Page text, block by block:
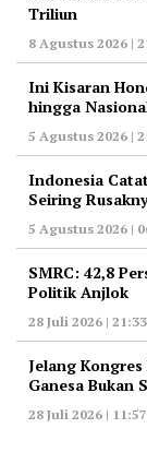
Triliun
8 Agustus 2026 |
Ini Kisaran
hingga
5 Agustus 2026 |
Indonesia
Seiring
5 Agustus 2026 |
‎SMRC: 42,8
Politik Anjlok
28 Juli 2026 |
‎Jelang
Ganesa Bukan
28 Juli 2026 |